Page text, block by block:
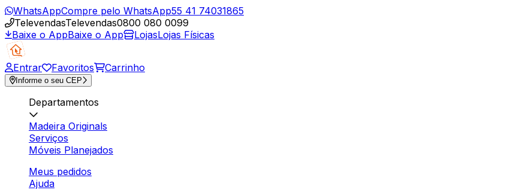
WhatsAppCompre pelo WhatsApp55 41 74031865
TelevendasTelevendas0800 080 0099
Baixe o AppBaixe o App LojasLojas Físicas
Entrar Favoritos Carrinho
Informe o seu CEP
Departamentos
Madeira Originals
Serviços
Móveis Planejados
Meus pedidos
Ajuda